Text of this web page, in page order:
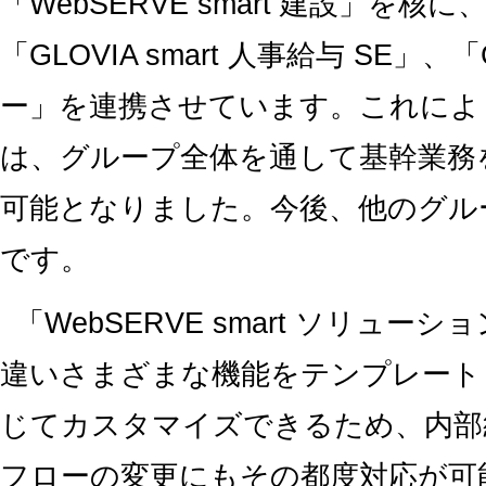
「GLOVIA smart 人事給与 SE」、
ー」を連携させています。これに
は、グループ全体を通して基幹業
可能となりました。今後、他のグ
です。
「WebSERVE smart ソリューシ
違いさまざまな機能をテンプレー
じてカスタマイズできるため、内
フローの変更にもその都度対応が